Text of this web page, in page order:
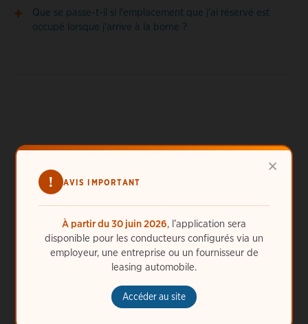
×
! AVIS IMPORTANT
À partir du 30 juin 2026, l’application sera
disponible pour les conducteurs configurés via un
employeur, une entreprise ou un fournisseur de
leasing automobile.
Accéder au site
Que se passe-t-il si l'emplacement que j'ai réservé est
occupé lorsque j'arrive à la borne ?
Besoin d'aide ?
ChargePoint est toujours là pour vous. Appelez-nous
24 h/24, 7 j/7 au
ligne.